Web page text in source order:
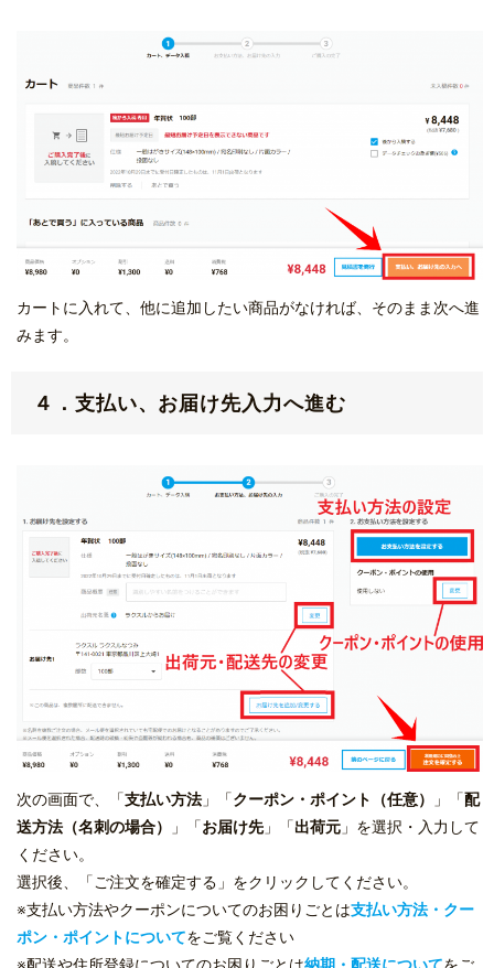
カートに入れて、他に追加したい商品がなければ、そのまま次へ進
みます。
４．支払い、お届け先入力へ進む
次の画面で、「支払い方法 」「クーポン・ポイント（任意） 」「配
送方法（名刺の場合）
」「お届け先」「出荷元 」を選択・入力して
ください。
選択後、「ご注文を確定する」をクリックしてください。
※支払い方法やクーポンについてのお困りごとは支払い方法・クー
ポン・ポイントについてをご覧ください